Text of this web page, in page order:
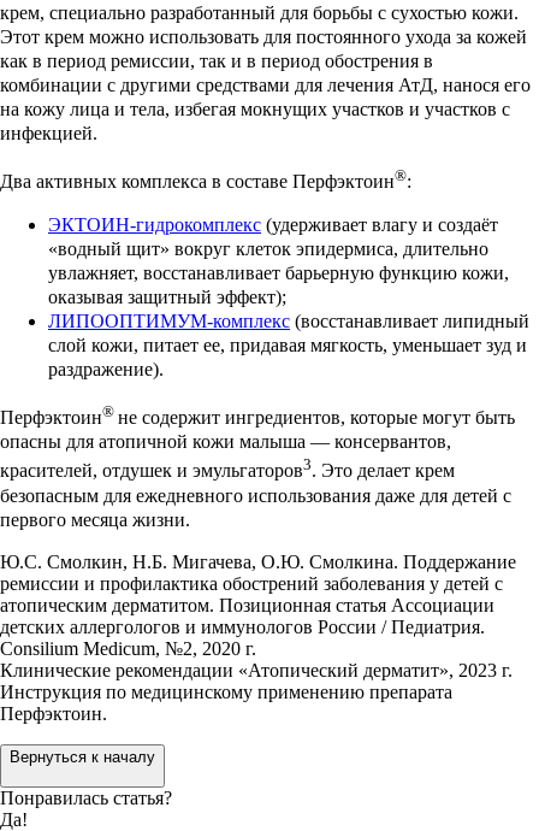
крем, специально разработанный для борьбы с сухостью кожи.
Этот крем можно использовать для постоянного ухода за кожей
как в период ремиссии, так и в период обострения в
комбинации с другими средствами для лечения АтД, нанося его
на кожу лица и тела, избегая мокнущих участков и участков с
инфекцией.
Два активных комплекса в составе Перфэктоин®:
ЭКТОИН-гидрокомплекс (удерживает влагу и создаёт
«водный щит» вокруг клеток эпидермиса, длительно
увлажняет, восстанавливает барьерную функцию кожи,
оказывая защитный эффект);
ЛИПООПТИМУМ-комплекс (восстанавливает липидный
слой кожи, питает ее, придавая мягкость, уменьшает зуд и
раздражение).
Перфэктоин® не содержит ингредиентов, которые могут быть
опасны для атопичной кожи малыша — консервантов,
красителей, отдушек и эмульгаторов3. Это делает крем
безопасным для ежедневного использования даже для детей с
первого месяца жизни.
Ю.С. Смолкин, Н.Б. Мигачева, О.Ю. Смолкина. Поддержание
ремиссии и профилактика обострений заболевания у детей с
атопическим дерматитом. Позиционная статья Ассоциации
детских аллергологов и иммунологов России / Педиатрия.
Consilium Medicum, №2, 2020 г.
Клинические рекомендации «‎Атопический дерматит», 2023 г.
Инструкция по медицинскому применению препарата
Перфэктоин.
Вернуться к началу
Понравилась статья?
Да!